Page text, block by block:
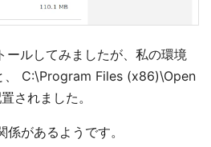
ルしてみましたが、私の環境
、 C:\Program Files (x86)\Open
されました。
があるようです。